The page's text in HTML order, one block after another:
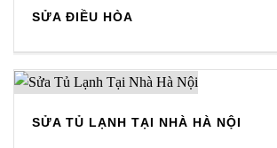
SỬA ĐIỀU HÒA
SỬA TỦ LẠNH TẠI NHÀ HÀ NỘI